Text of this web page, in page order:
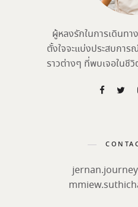
ผู้หลงรักในการเดินท
ตั้งใจจะแบ่งประสบการ
ราวต่างๆ ที่พบเจอในชี